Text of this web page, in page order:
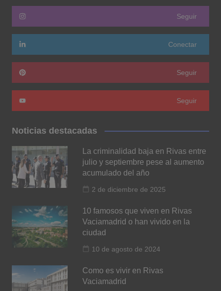
Seguir
Conectar
Seguir
Seguir
Noticias destacadas
La criminalidad baja en Rivas entre
julio y septiembre pese al aumento
acumulado del año
2 de diciembre de 2025
10 famosos que viven en Rivas
Vaciamadrid o han vivido en la
ciudad
10 de agosto de 2024
Como es vivir en Rivas
Vaciamadrid